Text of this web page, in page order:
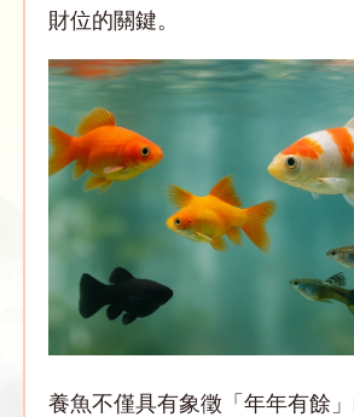
財位的關鍵。
養魚不僅具有象徵「年年有餘」